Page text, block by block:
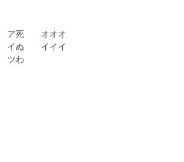
ア死　　オオオ
イぬ　　イイイ
ツわ